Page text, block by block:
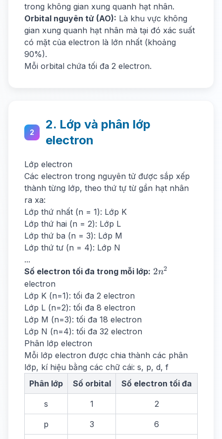
trong không gian xung quanh hạt nhân.
Orbital nguyên tử (AO): Là khu vực không
gian xung quanh hạt nhân mà tại đó xác suất
có mặt của electron là lớn nhất (khoảng
90%).
Mỗi orbital chứa tối đa 2 electron.
2
2. Lớp và phân lớp
electron
Lớp electron
Các electron trong nguyên tử được sắp xếp
thành từng lớp, theo thứ tự từ gần hạt nhân
ra xa:
Lớp thứ nhất (n = 1): Lớp K
Lớp thứ hai (n = 2): Lớp L
Lớp thứ ba (n = 3): Lớp M
Lớp thứ tư (n = 4): Lớp N
...
Số electron tối đa trong mỗi lớp: 2n^2
2n2
electron
Lớp K (n=1): tối đa 2 electron
Lớp L (n=2): tối đa 8 electron
Lớp M (n=3): tối đa 18 electron
Lớp N (n=4): tối đa 32 electron
Phân lớp electron
Mỗi lớp electron được chia thành các phân
lớp, kí hiệu bằng các chữ cái: s, p, d, f
Phân lớp
Số orbital Số electron tối đa
s 1 2
p 3 6